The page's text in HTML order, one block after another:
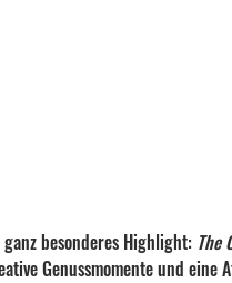
besonderes Highlight: The
Genussmomente und eine